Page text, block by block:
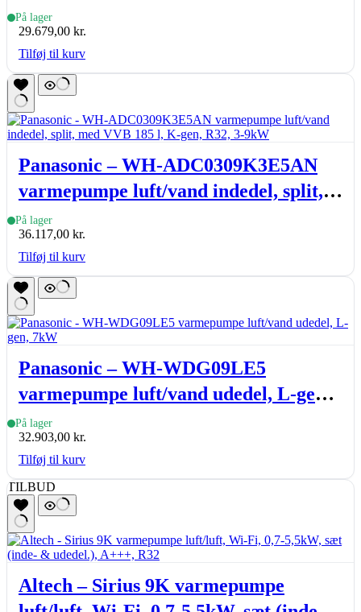
På lager
29.679,00 kr.
Tilføj til kurv
Panasonic – WH-ADC0309K3E5AN
varmepumpe luft/vand indedel, split,
med VVB 185 l, K-gen, R32, 3-9kW
På lager
36.117,00 kr.
Tilføj til kurv
Panasonic – WH-WDG09LE5
varmepumpe luft/vand udedel, L-gen,
7kW
På lager
32.903,00 kr.
Tilføj til kurv
TILBUD
Altech – Sirius 9K varmepumpe